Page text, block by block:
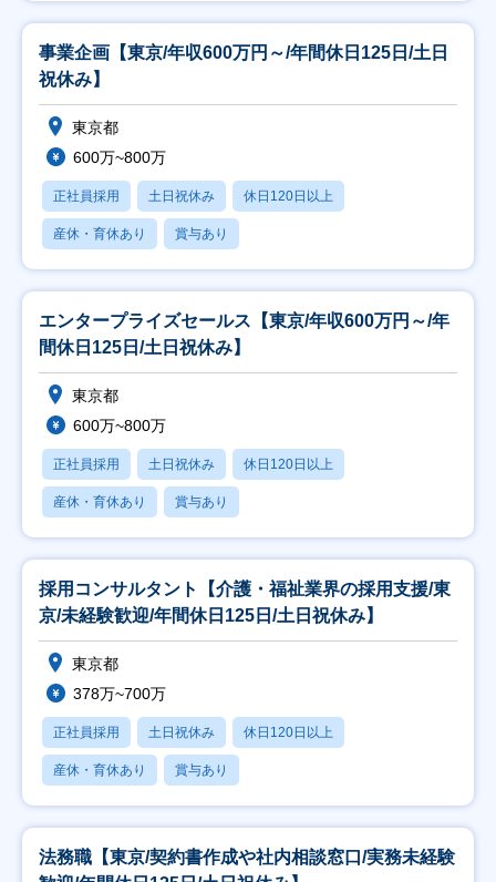
事業企画【東京/年収600万円～/年間休日125日/土日
祝休み】
東京都
600万~800万
正社員採用 土日祝休み 休日120日以上
産休・育休あり 賞与あり
エンタープライズセールス【東京/年収600万円～/年
間休日125日/土日祝休み】
東京都
600万~800万
正社員採用 土日祝休み 休日120日以上
産休・育休あり 賞与あり
採用コンサルタント【介護・福祉業界の採用支援/東
京/未経験歓迎/年間休日125日/土日祝休み】
東京都
378万~700万
正社員採用 土日祝休み 休日120日以上
産休・育休あり 賞与あり
法務職【東京/契約書作成や社内相談窓口/実務未経験